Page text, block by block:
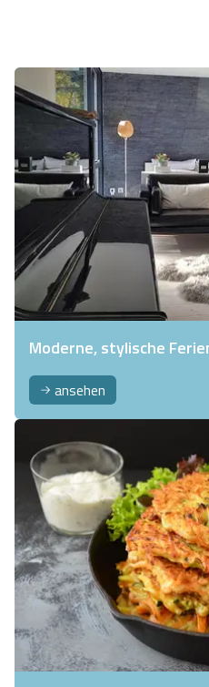
Moderne, stylische
ansehen